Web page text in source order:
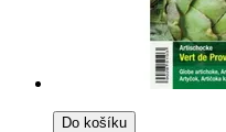
Do košíku